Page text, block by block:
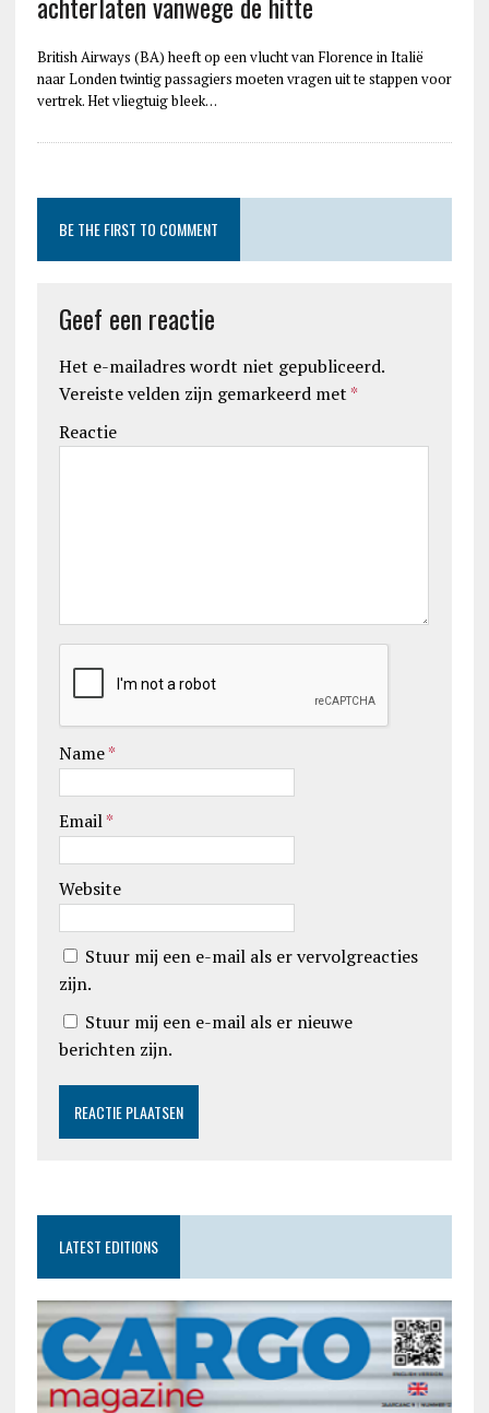
British Airways (BA) heeft op een vlucht van Florence in Italië
naar Londen twintig passagiers moeten vragen uit te stappen voor
vertrek. Het vliegtuig bleek…
BE THE FIRST TO COMMENT
Geef een reactie
Het e-mailadres wordt niet gepubliceerd.
Vereiste velden zijn gemarkeerd met *
Reactie
Name*
Email*
Website
Stuur mij een e-mail als er vervolgreacties
zijn.
Stuur mij een e-mail als er nieuwe
berichten zijn.
LATEST EDITIONS